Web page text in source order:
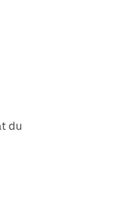
du